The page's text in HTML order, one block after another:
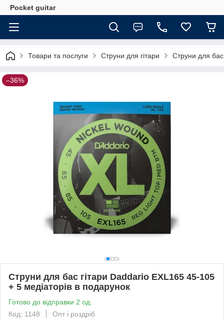
Pocket guitar
Товари та послуги Cтруни для гітари Струни для бас
–36%
Струни для бас гітари Daddario EXL165 45-105
+ 5 медіаторів в подарунок
Готово до відправки 2 од.
Код: 1148
Опт і роздріб